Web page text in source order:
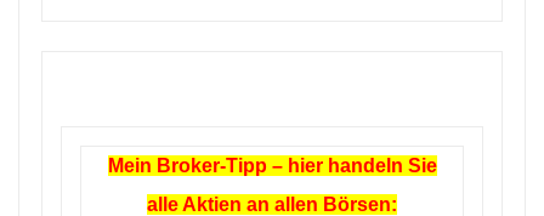
Mein Broker-Tipp – hier handeln Sie
alle Aktien an allen Börsen: